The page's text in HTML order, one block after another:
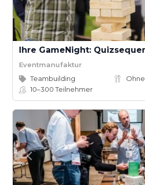
Eventmanufaktur
Teambuilding
Ohne
10–300Teilnehmer